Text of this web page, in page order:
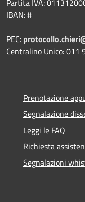
Partita IVA:
IBAN: #
PEC:
Centralino Unico: 011
Prenotazione
Segnalazione
Leggi le FAQ
Richiesta
Segnalazioni